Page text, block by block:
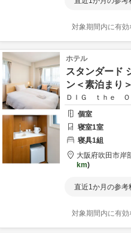
対象期間内に有効
ホテル
スタンダード
ン＜素泊まり＞
ＤＩＧ ｔｈｅ Ｏ
個室
寝室1室
寝具1組
大阪府吹田市岸
km
直近1か月の参考
対象期間内に有効